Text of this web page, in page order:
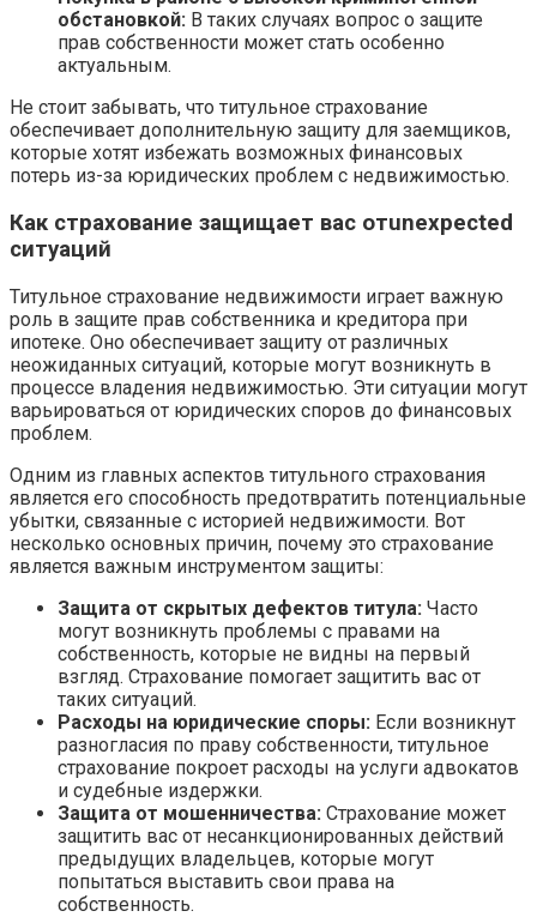
обстановкой: В таких случаях вопрос о защите
прав собственности может стать особенно
актуальным.
Не стоит забывать, что титульное страхование
обеспечивает дополнительную защиту для заемщиков,
которые хотят избежать возможных финансовых
потерь из-за юридических проблем с недвижимостью.
Как страхование защищает вас отunexpected
ситуаций
Титульное страхование недвижимости играет важную
роль в защите прав собственника и кредитора при
ипотеке. Оно обеспечивает защиту от различных
неожиданных ситуаций, которые могут возникнуть в
процессе владения недвижимостью. Эти ситуации могут
варьироваться от юридических споров до финансовых
проблем.
Одним из главных аспектов титульного страхования
является его способность предотвратить потенциальные
убытки, связанные с историей недвижимости. Вот
несколько основных причин, почему это страхование
является важным инструментом защиты:
Защита от скрытых дефектов титула: Часто
могут возникнуть проблемы с правами на
собственность, которые не видны на первый
взгляд. Страхование помогает защитить вас от
таких ситуаций.
Расходы на юридические споры: Если возникнут
разногласия по праву собственности, титульное
страхование покроет расходы на услуги адвокатов
и судебные издержки.
Защита от мошенничества: Страхование может
защитить вас от несанкционированных действий
предыдущих владельцев, которые могут
попытаться выставить свои права на
собственность.